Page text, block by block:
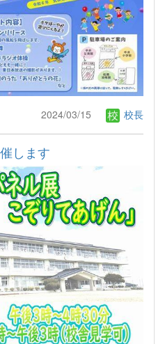
2024/03/15 校長
します